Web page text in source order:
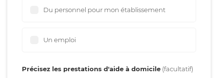
Du personnel pour mon établissement
Un emploi
Précisez les prestations d'aide à domicile